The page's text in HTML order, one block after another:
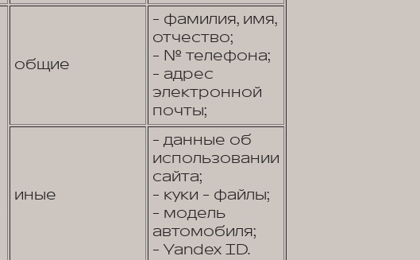
общие
- фамилия, имя,
отчество;
- № телефона;
- адрес
электронной
почты;
иные
- данные об
использовании
сайта;
- куки - файлы;
- модель
автомобиля;
- Yandex ID.